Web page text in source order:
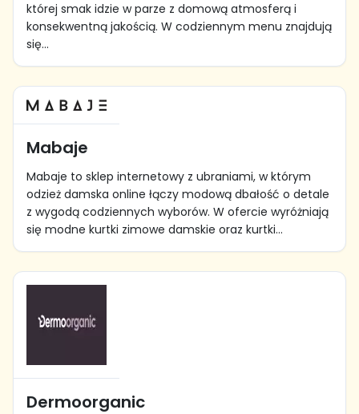
której smak idzie w parze z domową atmosferą i
konsekwentną jakością. W codziennym menu znajdują
się...
Mabaje
Mabaje to sklep internetowy z ubraniami, w którym
odzież damska online łączy modową dbałość o detale
z wygodą codziennych wyborów. W ofercie wyróżniają
się modne kurtki zimowe damskie oraz kurtki...
Dermoorganic